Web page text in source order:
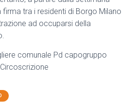
tra i residenti di Borgo Milano
ad occuparsi della
comunale Pd capogruppo